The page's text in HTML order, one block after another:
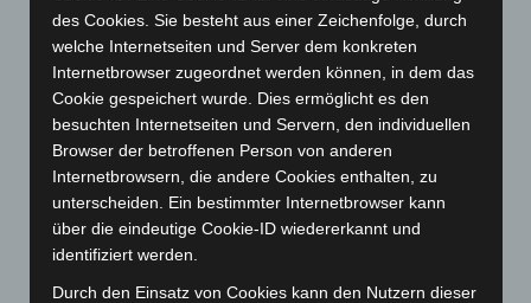
Juni 2024(107)
Mai 2024(149)
April 2024(102)
Februar 2024(103)
Januar 2024(111)
Dezember 2023
(130)
des Cookies. Sie besteht aus einer Zeichenfolge, durch
welche Internetseiten und Server dem konkreten
Internetbrowser zugeordnet werden können, in dem das
Cookie gespeichert wurde. Dies ermöglicht es den
besuchten Internetseiten und Servern, den individuellen
Browser der betroffenen Person von anderen
Internetbrowsern, die andere Cookies enthalten, zu
unterscheiden. Ein bestimmter Internetbrowser kann
über die eindeutige Cookie-ID wiedererkannt und
identifiziert werden.
Durch den Einsatz von Cookies kann den Nutzern dieser